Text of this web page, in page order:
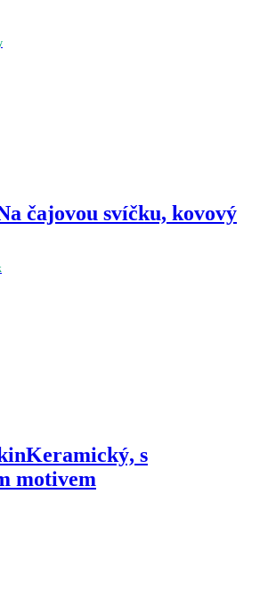
čajovou svíčku, kovový
Keramický, s
motivem